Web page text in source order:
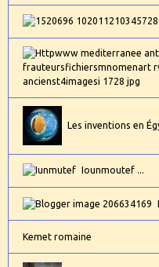
Les inventions en
Iounmoutef ...
Kemet romaine